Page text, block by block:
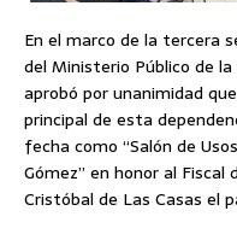
En el marco de la tercera
del Ministerio Público de la
aprobó por unanimidad
principal de esta
fecha como “Salón de
Gómez” en honor al Fiscal
Cristóbal de Las Casas el